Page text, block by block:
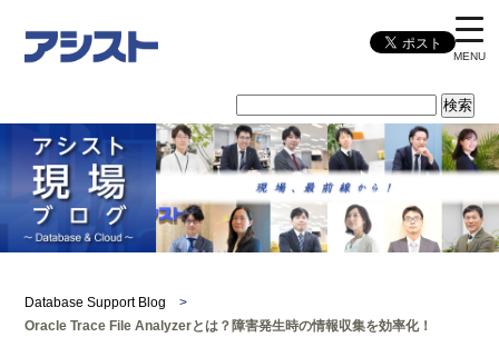
MENU
Database Support Blog
>
Oracle Trace File Analyzerとは？障害発生時の情報収集を効率化！